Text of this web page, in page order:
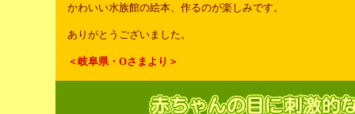
かわいい水族館の絵本、作るのが楽しみです。
ありがとうございました。
＜岐阜県・Oさまより＞